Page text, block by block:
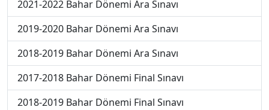
2021-2022 Bahar Dönemi Ara Sınavı
2019-2020 Bahar Dönemi Ara Sınavı
2018-2019 Bahar Dönemi Ara Sınavı
2017-2018 Bahar Dönemi Final Sınavı
2018-2019 Bahar Dönemi Final Sınavı